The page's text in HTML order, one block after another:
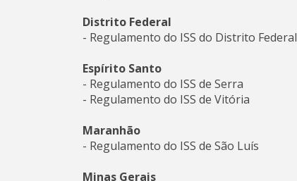
Distrito Federal
- Regulamento do ISS do Distrito Federal
Espírito Santo
- Regulamento do ISS de Serra
- Regulamento do ISS de Vitória
Maranhão
- Regulamento do ISS de São Luís
Minas Gerais